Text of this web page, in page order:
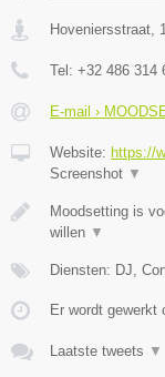
Hoveniersstraat,
Tel: +32 486 314
E-mail ›
Website: https://
Screenshot ▼
Moodsetting is
willen ▼
Diensten: DJ,
Er wordt gewerkt
Laatste tweets ▼